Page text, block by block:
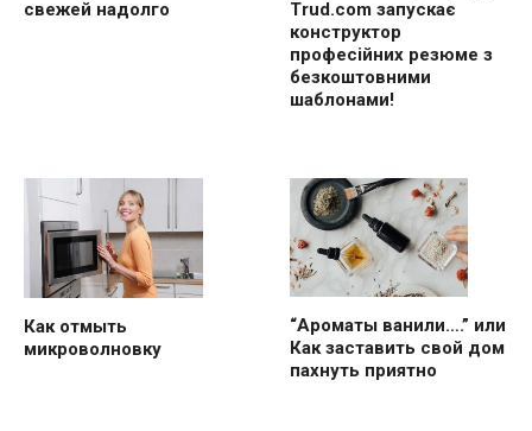
свежей надолго
Trud.com запускає
конструктор
професійних резюме з
безкоштовними
шаблонами!
Как отмыть
микроволновку
“Ароматы ванили….” или
Как заставить свой дом
пахнуть приятно